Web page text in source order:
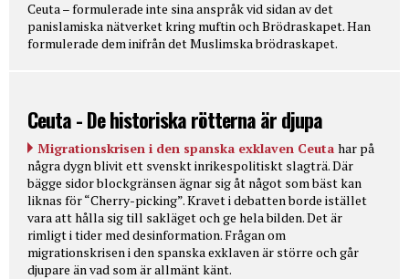
Ceuta – formulerade inte sina anspråk vid sidan av det
panislamiska nätverket kring muftin och Brödraskapet. Han
formulerade dem inifrån det Muslimska brödraskapet.
Ceuta - De historiska rötterna är djupa
Migrationskrisen i den spanska exklaven Ceuta har på
några dygn blivit ett svenskt inrikespolitiskt slagträ. Där
bägge sidor blockgränsen ägnar sig åt något som bäst kan
liknas för “Cherry-picking”. Kravet i debatten borde istället
vara att hålla sig till sakläget och ge hela bilden. Det är
rimligt i tider med desinformation. Frågan om
migrationskrisen i den spanska exklaven är större och går
djupare än vad som är allmänt känt.